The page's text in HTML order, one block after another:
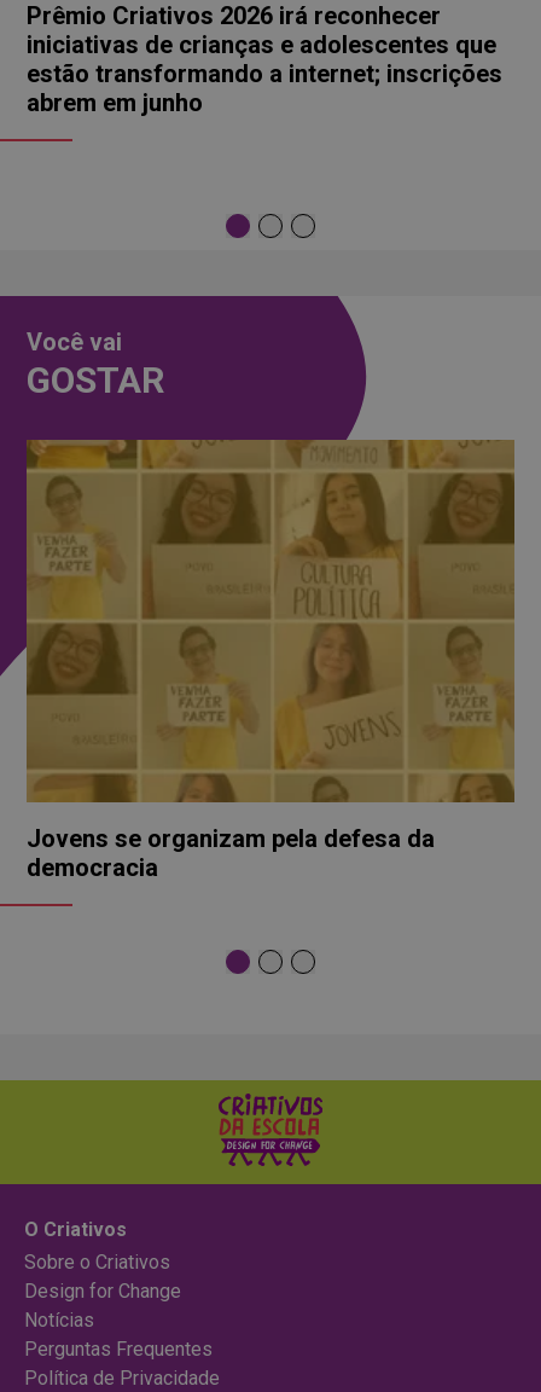
Prêmio Criativos 2026 irá reconhecer
iniciativas de crianças e adolescentes que
estão transformando a internet; inscrições
abrem em junho
Você vai
GOSTAR
Jovens se organizam pela defesa da
democracia
O Criativos
Sobre o Criativos
Design for Change
Notícias
Perguntas Frequentes
Política de Privacidade